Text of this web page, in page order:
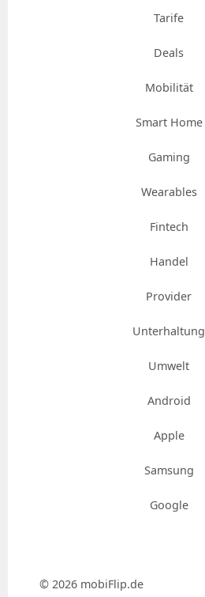
Tarife
Deals
Mobilität
Smart Home
Gaming
Wearables
Fintech
Handel
Provider
Unterhaltung
Umwelt
Android
Apple
Samsung
Google
© 2026 mobiFlip.de